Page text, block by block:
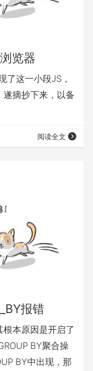
览器
了这一小段JS，
摘抄下来，以备
阅读全文
报错
本原因是开启了
BY聚合操
BY中出现，那